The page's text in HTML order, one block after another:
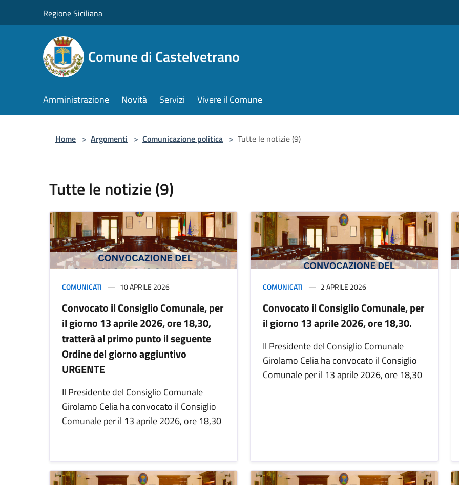
Regione Siciliana
Comune di Castelvetrano
Amministrazione Novità Servizi Vivere il Comune
Home > Argomenti > Comunicazione politica > Tutte le notizie (9)
Tutte le notizie (9)
COMUNICATI 10 APRILE 2026
Convocato il Consiglio Comunale, per
il giorno 13 aprile 2026, ore 18,30,
tratterà al primo punto il seguente
Ordine del giorno aggiuntivo
URGENTE
Il Presidente del Consiglio Comunale
Girolamo Celia ha convocato il Consiglio
Comunale per il 13 aprile 2026, ore 18,30
COMUNICATI 2 APRILE 2026
Convocato il Consiglio Comunale, per
il giorno 13 aprile 2026, ore 18,30.
Il Presidente del Consiglio Comunale
Girolamo Celia ha convocato il Consiglio
Comunale per il 13 aprile 2026, ore 18,30